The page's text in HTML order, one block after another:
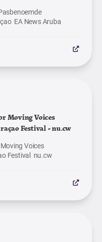
EA News Aruba
Moving Voices
Festival - nu.cw
Voices
Festival nu.cw